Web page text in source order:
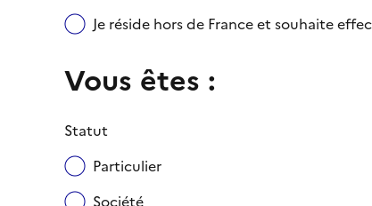
Je réside hors de France et souhaite
Vous êtes :
Statut
Particulier
Société